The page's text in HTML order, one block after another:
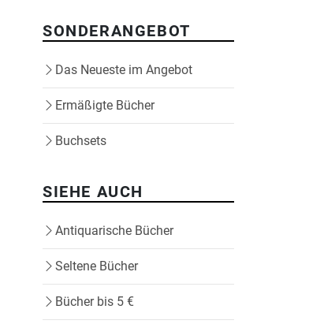
SONDERANGEBOT
Das Neueste im Angebot
Ermäßigte Bücher
Buchsets
SIEHE AUCH
Antiquarische Bücher
Seltene Bücher
Bücher bis 5 €